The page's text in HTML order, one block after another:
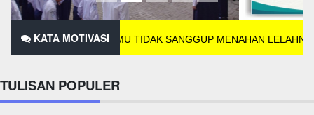
KATA MOTIVASI
JIKA KAMU TIDAK SANGGUP MENAHAN LELAHNYA BELAJAR
TULISAN POPULER